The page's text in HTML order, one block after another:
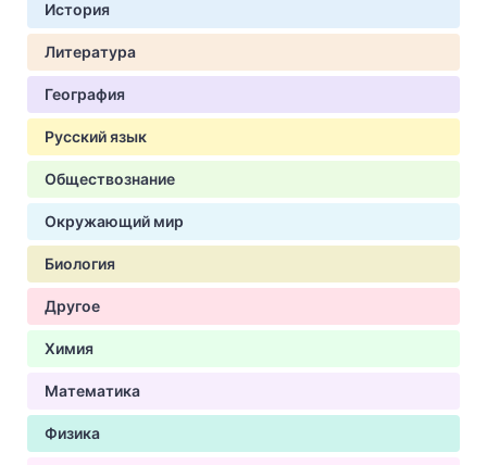
История
Литература
География
Русский язык
Обществознание
Окружающий мир
Биология
Другое
Химия
Математика
Физика